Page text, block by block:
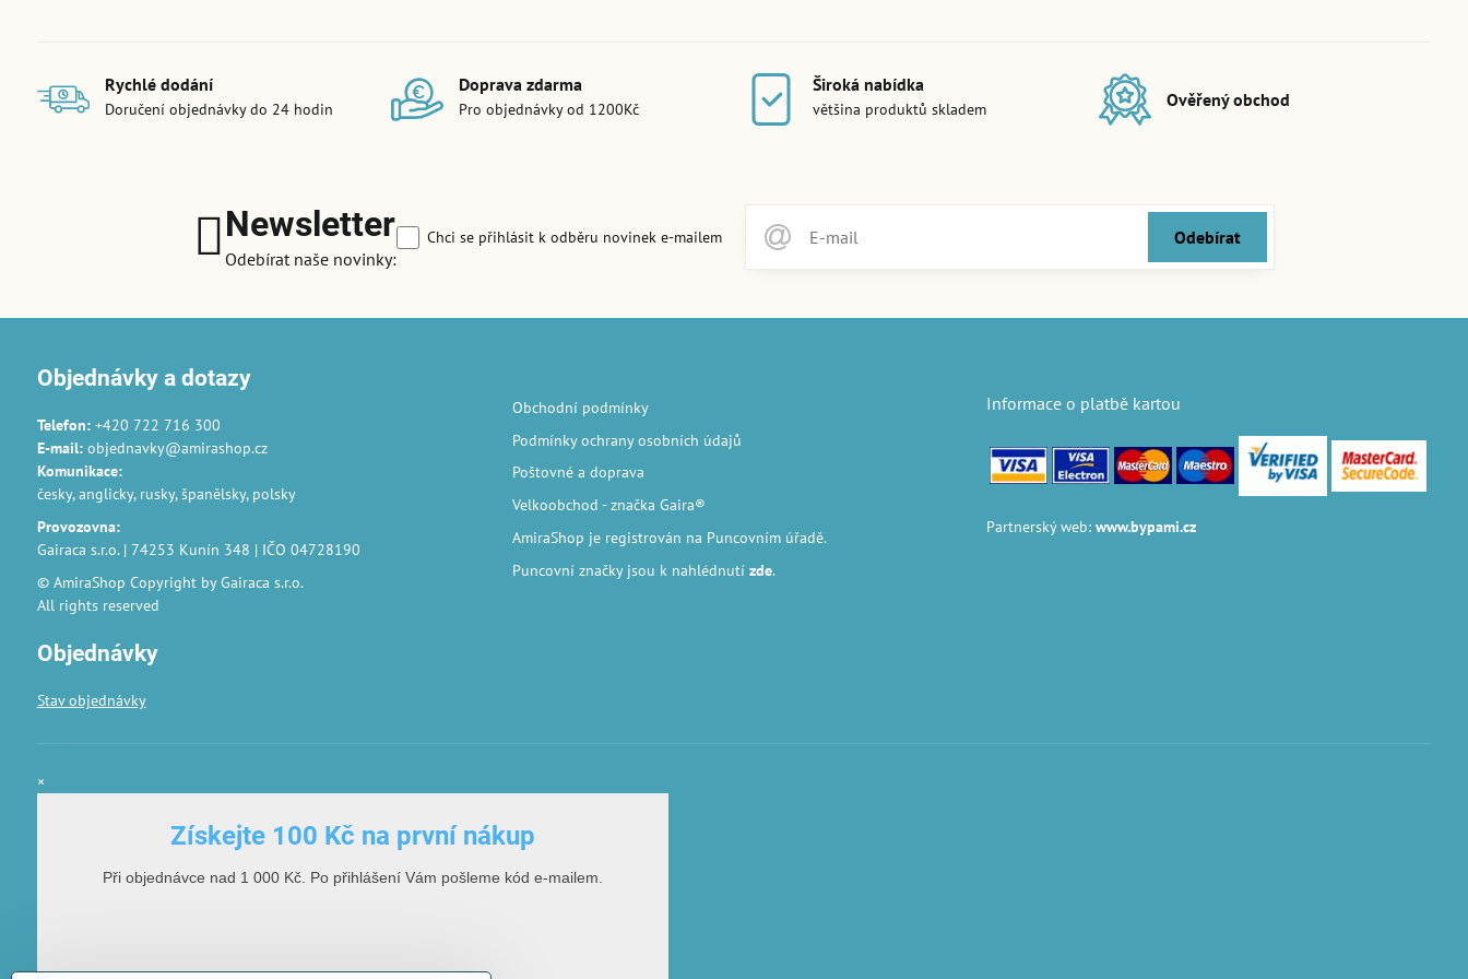
Rychlé dodání
Doručení objednávky do 24 hodin
Doprava zdarma
Pro objednávky od 1200Kč
Široká nabídka
většina produktů skladem Ověřený obchod
Newsletter
Odebírat naše novinky:
Odebírat
Chci se přihlásit k odběru novinek e-mailem
Objednávky a dotazy
Telefon:+420 722 716 300
E-mail:objednavky@amirashop.cz
Komunikace:
česky, anglicky, rusky, španělsky, polsky
Provozovna:
Gairaca s.r.o. | 74253 Kunín 348 | IČO 04728190
© AmiraShop Copyright by Gairaca s.r.o.
All rights reserved
Objednávky
Stav objednávky
Obchodní podmínky
Podmínky ochrany osobních údajů
Poštovné a doprava
Velkoobchod - značka Gaira®
AmiraShop je registrován na Puncovním úřadě.
Puncovní značkyjsou k nahlédnutí zde.
Informace o platbě kartou
Partnerský web:www.bypami.cz
×
Získejte 100 Kč na první nákup
Při objednávce nad 1 000 Kč. Po přihlášení Vám pošleme kód e-mailem.